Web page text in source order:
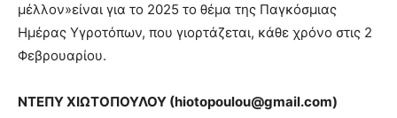
μέλλον»είναι για το 2025 το θέμα της Παγκόσμιας
Ημέρας Υγροτόπων, που γιορτάζεται, κάθε χρόνο στις 2
Φεβρουαρίου.
ΝΤΕΠΥ ΧΙΩΤΟΠΟΥΛΟΥ (hiotopoulou@gmail.com)